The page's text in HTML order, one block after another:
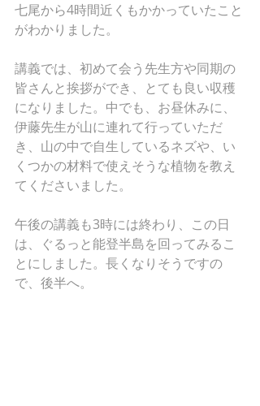
七尾から4時間近くもかかっていたこと
がわかりました。
講義では、初めて会う先生方や同期の
皆さんと挨拶ができ、とても良い収穫
になりました。中でも、お昼休みに、
伊藤先生が山に連れて行っていただ
き、山の中で自生しているネズや、い
くつかの材料で使えそうな植物を教え
てくださいました。
午後の講義も3時には終わり、この日
は、ぐるっと能登半島を回ってみるこ
とにしました。長くなりそうですの
で、後半へ。